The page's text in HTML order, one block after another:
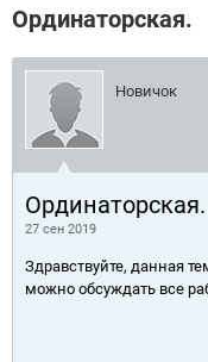
Ординаторская.
Новичок
Ординаторская.
27 сен 2019
Здравствуйте, данная
можно обсуждать все